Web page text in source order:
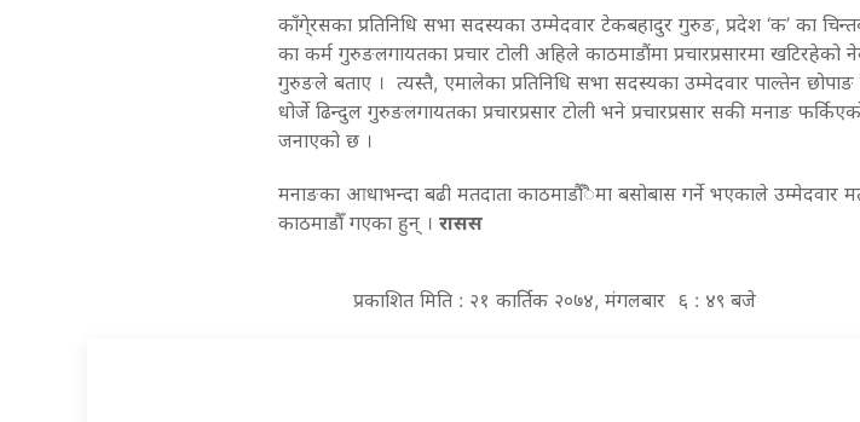
काँगे्रसका प्रतिनिधि सभा सदस्यका उम्मेदवार टेकबहादुर गुरुङ, प्रदेश ‘क’ का
का कर्म गुरुङलगायतका प्रचार टोली अहिले काठमाडौंमा प्रचारप्रसारमा खटिरहेको
गुरुङले बताए । त्यस्तै, एमालेका प्रतिनिधि सभा सदस्यका उम्मेदवार पाल्तेन
धोर्जे ढिन्दुल गुरुङलगायतका प्रचारप्रसार टोली भने प्रचारप्रसार सकी मनाङ
जनाएको छ ।
मनाङका आधाभन्दा बढी मतदाता काठमाडौँैमा बसोबास गर्ने भएकाले उम्मेदवार
काठमाडौँ गएका हुन् । रासस
प्रकाशित मिति : २१ कार्तिक २०७४, मंगलबार ६ : ४९ बजे